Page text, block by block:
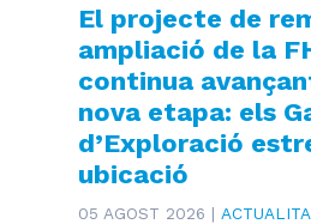
El projecte de
ampliació de la
continua
nova etapa: els
d’Exploració
ubicació
05 AGOST 2026 |